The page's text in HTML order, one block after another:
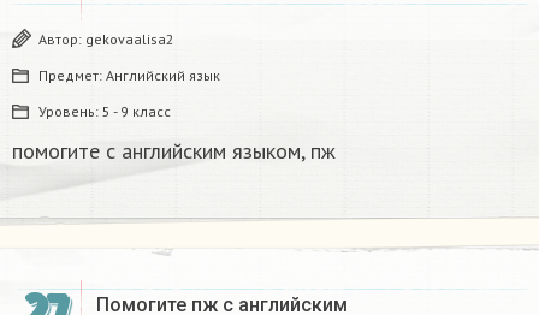
Автор: gekovaalisa2
Предмет: Английский язык
Уровень: 5 - 9 класс
помогите с английским языком, пж
Помогите пж с английским​